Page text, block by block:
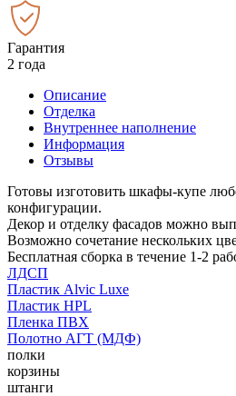
Гарантия
2 года
Описание
Отделка
Внутреннее наполнение
Информация
Отзывы
Готовы изготовить шкафы-купе
конфигурации.
Декор и отделку фасадов можно
Возможно сочетание нескольких
Бесплатная сборка в течение 1-2
ЛДСП
Пластик Alvic Luxe
Пластик HPL
Пленка ПВХ
Полотно АГТ (МДФ)
полки
корзины
штанги